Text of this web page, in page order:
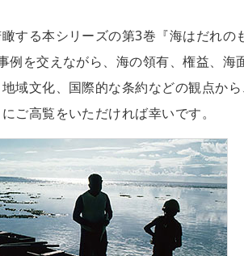
する本シリーズの第3巻『海はだれの
を交えながら、海の領有、権益、海
域文化、国際的な条約などの観点か
ご高覧をいただければ幸いです。